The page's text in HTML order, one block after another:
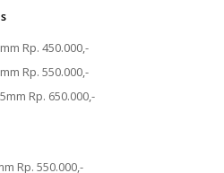
Rp. 450.000,-
Rp. 550.000,-
Rp. 650.000,-
Rp. 550.000,-